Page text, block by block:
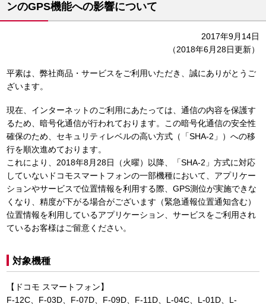
ンのGPS機能への影響について
2017年9月14日
（2018年6月28日更新）
平素は、弊社商品・サービスをご利用いただき、誠にありがとうご
ざいます。
現在、インターネットのご利用にあたっては、通信の内容を保護す
るため、暗号化通信が行われております。この暗号化通信の安全性
確保のため、セキュリティレベルの高い方式（「SHA-2」）への移
行を順次進めております。
これにより、2018年8月28日（火曜）以降、「SHA-2」方式に対応
していないドコモスマートフォンの一部機種において、アプリケー
ションやサービスで位置情報を利用する際、GPS測位が実施できな
くなり、精度が下がる場合がございます（緊急通報位置通知含む）
位置情報を利用しているアプリケーション、サービスをご利用され
ているお客様はご留意ください。
対象機種
【ドコモ スマートフォン】
F-12C、F-03D、F-07D、F-09D、F-11D、L-04C、L-01D、L-